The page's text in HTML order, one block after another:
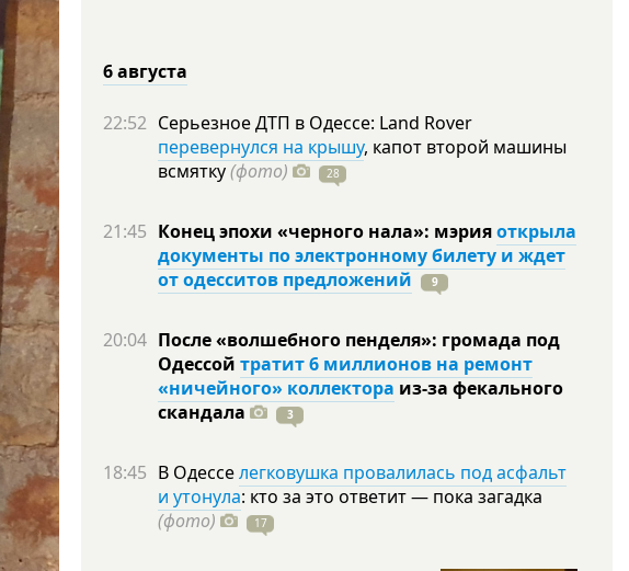
6 августа
22:52 Серьезное ДТП в Одессе: Land Rover
перевернулся на крышу, капот второй машины
всмятку(фото) 28
21:45 Конец эпохи «черного нала»: мэрияоткрыла
документы по электронному билету и ждет
от одесситов предложений
9
20:04 После «волшебного пенделя»: громада под
Одессой тратит 6 миллионов на ремонт
«ничейного» коллектора из-за фекального
скандала
3
18:45 В Одесселегковушка провалилась под асфальт
и утонула: кто за это ответит — пока загадка
(фото)
17